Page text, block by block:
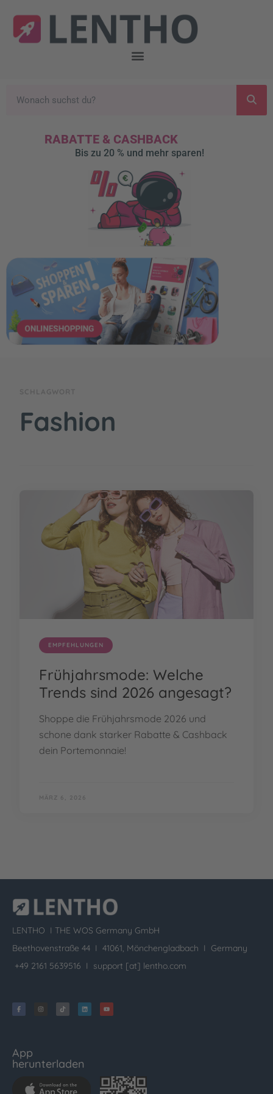
RABATTE & CASHBACK
Bis zu 20 % und mehr sparen!
Fashion
EMPFEHLUNGEN
Frühjahrsmode: Welche
Trends sind 2026 angesagt?
Shoppe die Frühjahrsmode 2026 und
schone dank starker Rabatte & Cashback
dein Portemonnaie!
MÄRZ 6, 2026
LENTHO I THE WOS Germany GmbH
Beethovenstraße 44 I 41061, Mönchengladbach I Germany
+49 2161 5639516 I support [at] lentho.com
App
herunterladen